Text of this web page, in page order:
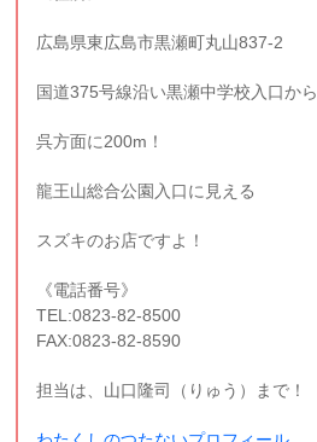
広島県東広島市黒瀬町丸山837-2
国道375号線沿い黒瀬中学校入口から
呉方面に200m！
龍王山総合公園入口に見える
スズキのお店ですよ！
《電話番号》
TEL:0823-82-8500
FAX:0823-82-8590
担当は、山口隆司（りゅう）まで！